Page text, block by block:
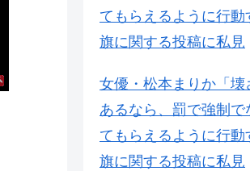
てもらえるように行動
旗に関する投稿に私見
女優・松本まりか「
あるなら、罰で強制
てもらえるように行動
旗に関する投稿に私見